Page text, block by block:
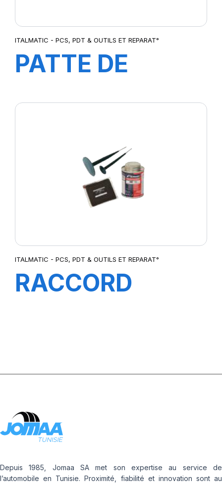
ITALMATIC - PCS, PDT & OUTILS ET REPARAT°
PATTE DE
ITALMATIC - PCS, PDT & OUTILS ET REPARAT°
RACCORD
Depuis 1985, Jomaa SA met son expertise au service de
l’automobile en Tunisie. Proximité, fiabilité et innovation sont au